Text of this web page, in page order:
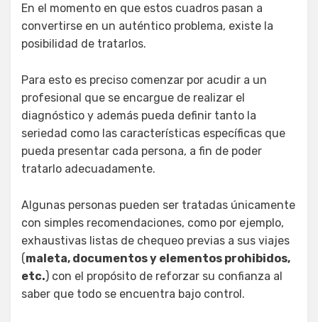
En el momento en que estos cuadros pasan a
convertirse en un auténtico problema, existe la
posibilidad de tratarlos.
Para esto es preciso comenzar por acudir a un
profesional que se encargue de realizar el
diagnóstico y además pueda definir tanto la
seriedad como las características específicas que
pueda presentar cada persona, a fin de poder
tratarlo adecuadamente.
Algunas personas pueden ser tratadas únicamente
con simples recomendaciones, como por ejemplo,
exhaustivas listas de chequeo previas a sus viajes
(maleta, documentos y elementos prohibidos,
etc.) con el propósito de reforzar su confianza al
saber que todo se encuentra bajo control.